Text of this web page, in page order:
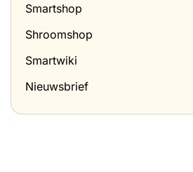
Smartshop
Shroomshop
Smartwiki
Nieuwsbrief